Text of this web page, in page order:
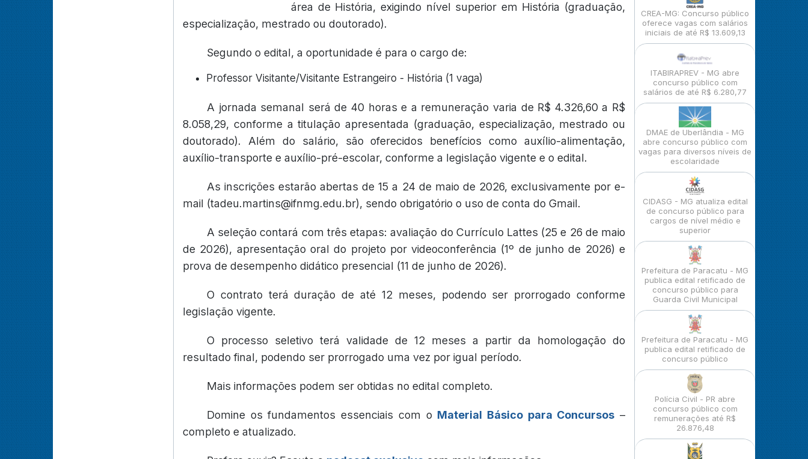
área de História, exigindo nível superior em História (graduação,
especialização, mestrado ou doutorado).
Segundo o edital, a oportunidade é para o cargo de:
Professor Visitante/Visitante Estrangeiro - História (1 vaga)
A jornada semanal será de 40 horas e a remuneração varia de R$ 4.326,60 a R$
8.058,29, conforme a titulação apresentada (graduação, especialização, mestrado ou
doutorado). Além do salário, são oferecidos benefícios como auxílio-alimentação,
auxílio-transporte e auxílio-pré-escolar, conforme a legislação vigente e o edital.
As inscrições estarão abertas de 15 a 24 de maio de 2026, exclusivamente por e-
mail (tadeu.martins@ifnmg.edu.br), sendo obrigatório o uso de conta do Gmail.
A seleção contará com três etapas: avaliação do Currículo Lattes (25 e 26 de maio
de 2026), apresentação oral do projeto por videoconferência (1º de junho de 2026) e
prova de desempenho didático presencial (11 de junho de 2026).
O contrato terá duração de até 12 meses, podendo ser prorrogado conforme
legislação vigente.
O processo seletivo terá validade de 12 meses a partir da homologação do
resultado final, podendo ser prorrogado uma vez por igual período.
Mais informações podem ser obtidas no edital completo.
Domine os fundamentos essenciais com o Material Básico para Concursos –
completo e atualizado.
CREA-MG: Concurso público
oferece vagas com salários
iniciais de até R$ 13.609,13
ITABIRAPREV - MG abre
concurso público com
salários de até R$ 6.280,77
DMAE de Uberlândia - MG
abre concurso público com
vagas para diversos níveis de
escolaridade
CIDASG - MG atualiza edital
de concurso público para
cargos de nível médio e
superior
Prefeitura de Paracatu - MG
publica edital retificado de
concurso público para
Guarda Civil Municipal
Prefeitura de Paracatu - MG
publica edital retificado de
concurso público
Polícia Civil - PR abre
concurso público com
remunerações até R$
26.876,48